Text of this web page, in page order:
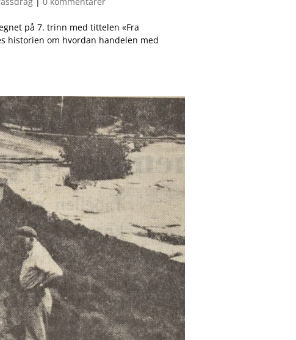
på 7. trinn med tittelen «Fra
historien om hvordan handelen med